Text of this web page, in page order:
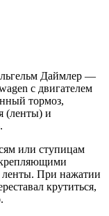
Даймлер —
с двигателем
тормоз,
(ленты) и
или ступицам
ленты. При нажатии
крутиться,